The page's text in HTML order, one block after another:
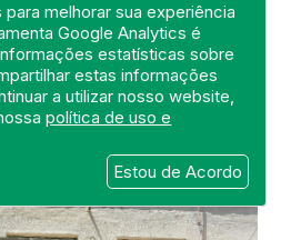
melhorar sua experiência
Google Analytics é
estatísticas sobre
estas informações
a utilizar nosso website,
política de uso e
Estou de Acordo
DEFIS
FAMÍLIA